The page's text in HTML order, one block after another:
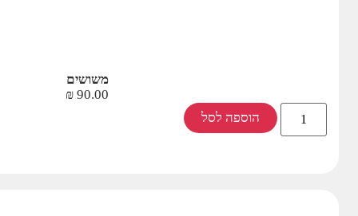
משושים
90.00
₪
הוספה לסל